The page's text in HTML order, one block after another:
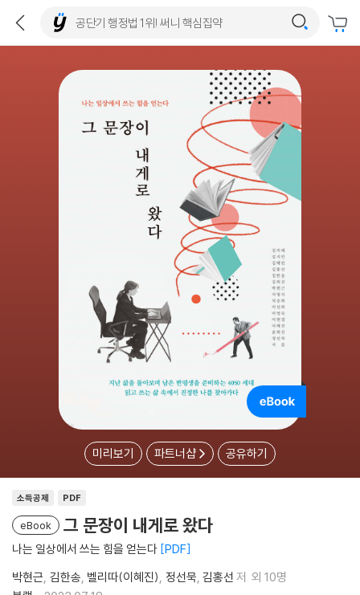
미리보기 파트너샵 공유하기
소득공제 PDF
eBook 그 문장이 내게로 왔다
나는 일상에서 쓰는 힘을 얻는다 PDF
박현근 김한송 벨리따(이혜진) 정선묵 김홍선 저 외 10명